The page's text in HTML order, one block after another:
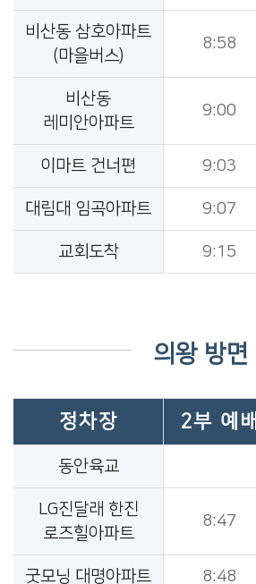
비산동 삼호아파트
(마을버스)
8:58
비산동
레미안아파트
9:00
이마트 건너편 9:03
대림대 임곡아파트 9:07
교회도착 9:15
의왕 방면
정차장 2부 예배
동안육교
LG진달래 한진
로즈힐아파트
8:47
굿모닝 대명아파트 8:48